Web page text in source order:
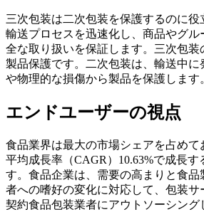
三次包装は二次包装を保護するのに
輸送プロセスを迅速化し、商品やグ
全な取り扱いを保証します。三次包装
製品保護です。二次包装は、輸送中に
や物理的な損傷から製品を保護します
エンドユーザーの視点
食品業界は最大の市場シェアを占め
平均成長率（CAGR）10.63%で成長す
す。食品企業は、需要の高まりと食品
者への嗜好の変化に対応して、包装
契約食品包装業者にアウトソーシング